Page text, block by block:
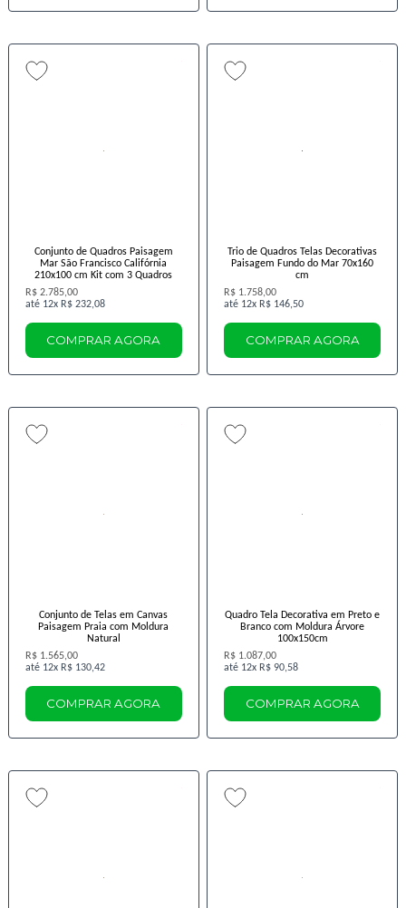
Conjunto de Quadros Paisagem
Mar São Francisco Califórnia
210x100 cm Kit com 3 Quadros
R$ 2.785,00
12x R$ 232,08
COMPRAR AGORA
Trio de Quadros Telas Decorativas
Paisagem Fundo do Mar 70x160
cm
R$ 1.758,00
12x R$ 146,50
COMPRAR AGORA
Conjunto de Telas em Canvas
Paisagem Praia com Moldura
Natural
R$ 1.565,00
12x R$ 130,42
COMPRAR AGORA
Quadro Tela Decorativa em Preto e
Branco com Moldura Árvore
100x150cm
R$ 1.087,00
12x R$ 90,58
COMPRAR AGORA